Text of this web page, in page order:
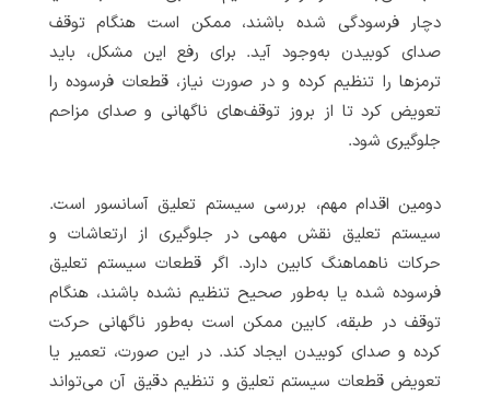
دچار فرسودگی شده باشند، ممکن است هنگام توقف
صدای کوبیدن به‌وجود آید. برای رفع این مشکل، باید
ترمزها را تنظیم کرده و در صورت نیاز، قطعات فرسوده را
تعویض کرد تا از بروز توقف‌های ناگهانی و صدای مزاحم
جلوگیری شود.
دومین اقدام مهم، بررسی سیستم تعلیق آسانسور است.
سیستم تعلیق نقش مهمی در جلوگیری از ارتعاشات و
حرکات ناهماهنگ کابین دارد. اگر قطعات سیستم تعلیق
فرسوده شده یا به‌طور صحیح تنظیم نشده باشند، هنگام
توقف در طبقه، کابین ممکن است به‌طور ناگهانی حرکت
کرده و صدای کوبیدن ایجاد کند. در این صورت، تعمیر یا
تعویض قطعات سیستم تعلیق و تنظیم دقیق آن می‌تواند